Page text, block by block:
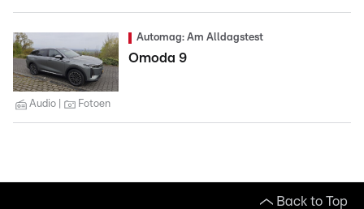
Automag: Am Alldagstest
Omoda 9
Audio Fotoen
Back to Top